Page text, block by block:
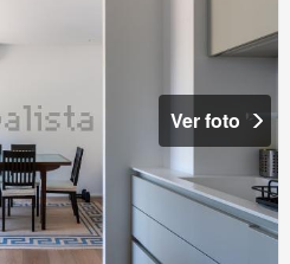
Ver foto